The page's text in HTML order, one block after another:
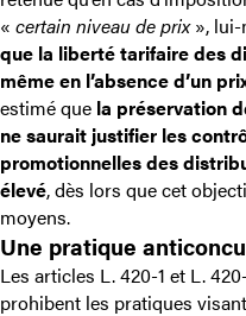
« certain niveau de prix», lui-
que la liberté tarifaire des
même en l’absence d’un
estimé que la préservation
ne saurait justifier les
promotionnelles des
élevé, dès lors que cet
moyens.
Une pratique
Les articles L. 420-1 et L.
prohibent les pratiques